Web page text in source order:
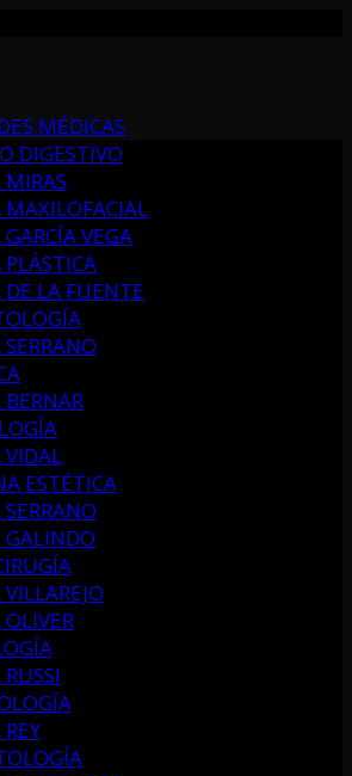
MÉDICAS
DIGESTIVO
MIRAS
MAXILOFACIAL
GARCÍA VEGA
DE LA FUENTE
SERRANO
BERNAR
VIDAL
ESTÉTICA
SERRANO
GALINDO
VILLAREJO
OLIVER
RUSSI
REY